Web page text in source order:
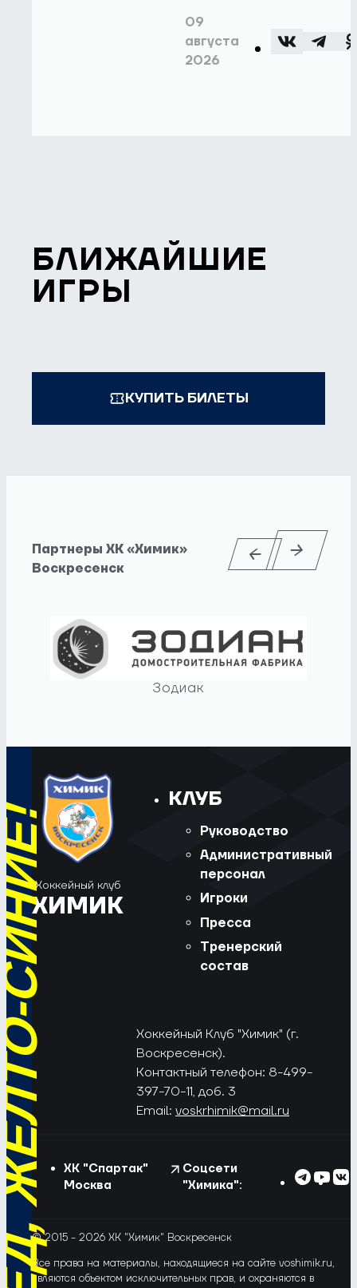
09
августа
2026
БЛИЖАЙШИЕ
ИГРЫ
КУПИТЬ БИЛЕТЫ
Партнеры ХК «Химик»
Воскресенск
Зодиак
СИНИЕ!
Хоккейный клуб
ХИМИК
КЛУБ
Руководство
Административный
персонал
Игроки
Пресса
Тренерский
состав
Хоккейный Клуб "Химик" (г.
Воскресенск).
Контактный телефон: 8-499-
397-70-11, доб. 3
Email: voskrhimik@mail.ru
ХК "Спартак"
Москва
Соцсети
"Химика":
© 2015 - 2026 ХК "Химик" Воскресенск
Все права на материалы, находящиеся на сайте voshimik.ru,
являются объектом исключительных прав, и охраняются в